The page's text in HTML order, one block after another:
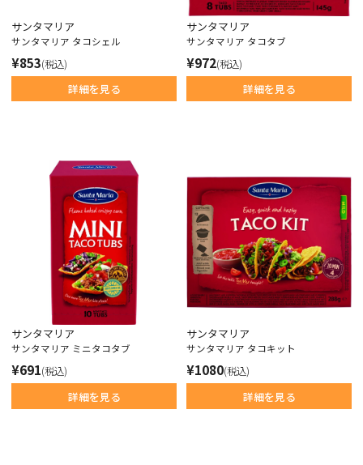
サンタマリア
サンタマリア タコシェル
¥853(税込)
詳細を見る
サンタマリア
サンタマリア タコタブ
¥972(税込)
詳細を見る
サンタマリア
サンタマリア ミニタコタブ
¥691(税込)
詳細を見る
サンタマリア
サンタマリア タコキット
¥1080(税込)
詳細を見る